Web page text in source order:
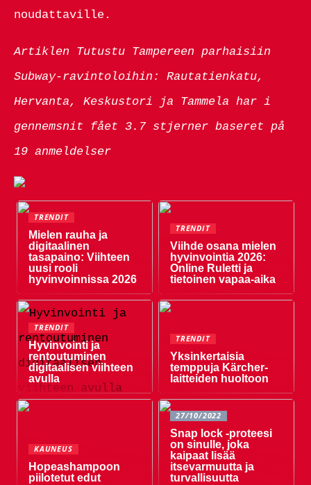
noudattaville.
Artiklen Tutustu Tampereen parhaisiin
Subway-ravintoloihin: Rautatienkatu,
Hervanta, Keskustori ja Tammela har i
gennemsnit fået 3.7 stjerner baseret på
19 anmeldelser
TRENDIT
Mielen rauha ja
digitaalinen
tasapaino: Viihteen
uusi rooli
hyvinvoinnissa 2026
TRENDIT
Viihde osana mielen
hyvinvointia 2026:
Online Ruletti ja
tietoinen vapaa-aika
TRENDIT
Hyvinvointi ja
rentoutuminen
digitaalisen viihteen
avulla
TRENDIT
Yksinkertaisia ​​
temppuja Kärcher-
laitteiden huoltoon
KAUNEUS
Hopeashampoon
piilotetut edut
27/10/2022
Snap lock -proteesi
on sinulle, joka
kaipaat lisää
itsevarmuutta ja
turvallisuutta